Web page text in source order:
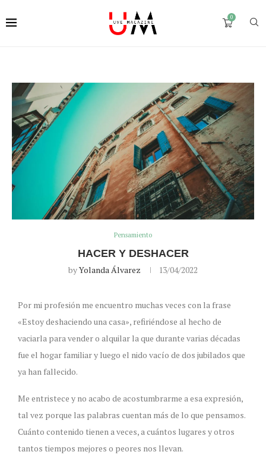
0
Pensamiento
HACER Y DESHACER
byYolanda Álvarez 13/04/2022
Por mi profesión me encuentro muchas veces con la frase
«Estoy deshaciendo una casa», refiriéndose al hecho de
vaciarla para vender o alquilar la que durante varias décadas
fue el hogar familiar y luego el nido vacío de dos jubilados que
ya han fallecido.
Me entristece y no acabo de acostumbrarme a esa expresión,
tal vez porque las palabras cuentan más de lo que pensamos.
Cuánto contenido tienen a veces, a cuántos lugares y otros
tantos tiempos mejores o peores nos llevan.